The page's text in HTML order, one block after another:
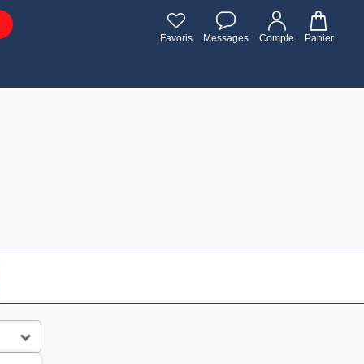
Favoris Messages Compte Panier